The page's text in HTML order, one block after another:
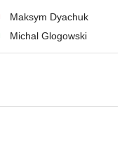
Maksym Dyachuk
Michal Glogowski